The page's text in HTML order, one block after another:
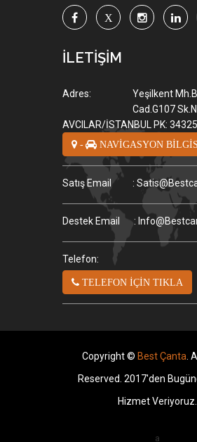
İLETİŞİM
Adres:
Yeşilkent
Cad.G107
AVCILAR/İSTANBUL PK: 34325
- NAVİGASYON
Satış Email :
Destek Email :
Telefon:
TELEFON İÇİN TIKLA
Copyright © Best Çanta .
Reserved. 2017'den
Hizmet Veriyoruz.
a